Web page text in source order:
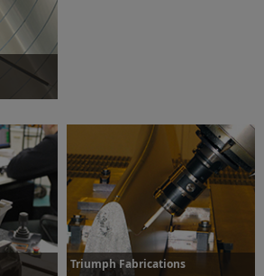
Triumph Fabrications